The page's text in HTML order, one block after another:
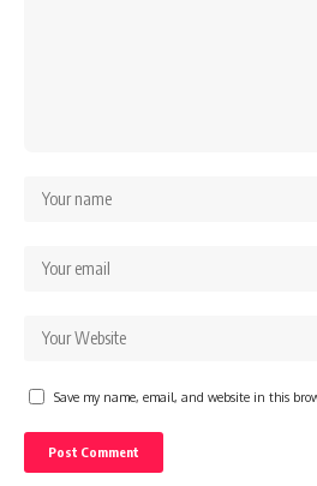
Save my name, email, and website in this